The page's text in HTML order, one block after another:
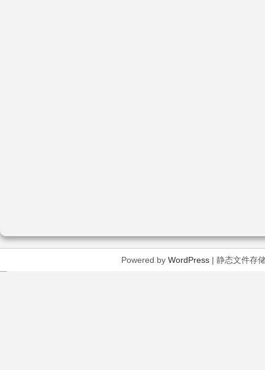
Powered by WordPress| 静态文件存